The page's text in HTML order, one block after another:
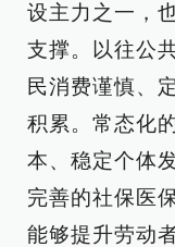
设主力之一，
支撑。以往公
民消费谨慎、
积累。常态化
本、稳定个体
完善的社保医
能够提升劳动